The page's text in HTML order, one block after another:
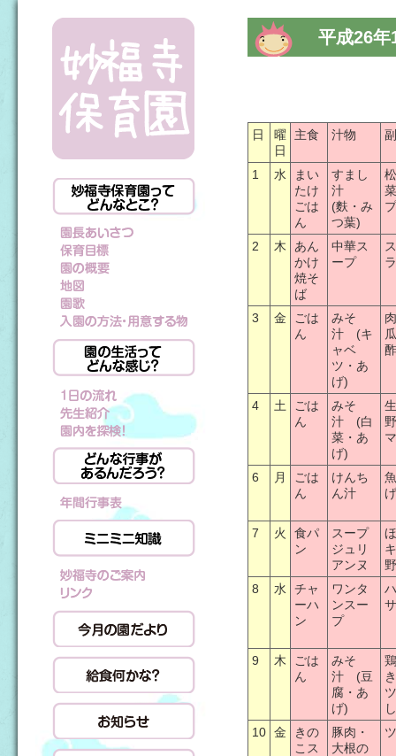
平成26年
日
曜
日
主食 汁物
1 水
まい
たけ
ごは
ん
すまし
汁
(麩・み
つ葉)
2 木
あん
かけ
焼そ
ば
中華ス
ープ
3 金
ごは
ん
みそ
汁 (キ
ャベ
ツ・あ
げ)
4 土
ごは
ん
みそ
汁 (白
菜・あ
げ)
6 月
ごは
ん
けんち
ん汁
7 火
食パ
ン
スープ
ジュリ
アンヌ
8
水
チャ
ーハ
ン
ワンタ
ンスー
プ
9 木
ごは
ん
みそ
汁 (豆
腐・あ
げ)
10 金
きの
こス
豚肉・
大根の